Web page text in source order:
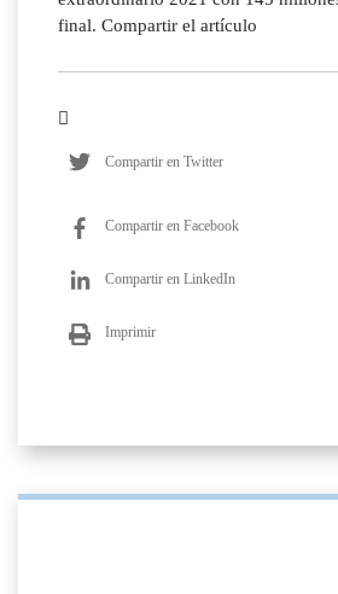
final. Compartir el artículo
Compartir en Twitter
Compartir en Facebook
Compartir en LinkedIn
Imprimir